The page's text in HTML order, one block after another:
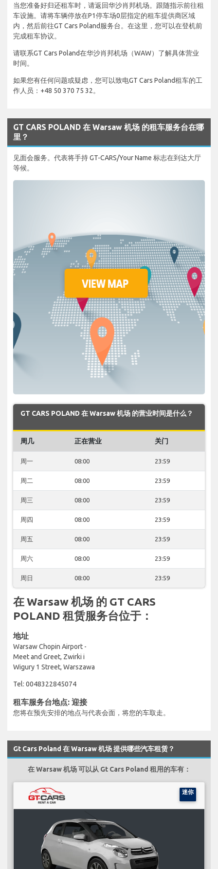
当您准备好归还租车时，请返回华沙肖邦机场。跟随指示前往租
车设施。请将车辆停放在P1停车场0层指定的租车提供商区域
内，然后前往GT Cars Poland服务台。在这里，您可以在登机前
完成租车协议。
请联系GT Cars Poland在华沙肖邦机场（WAW）了解具体营业
时间。
如果您有任何问题或疑虑，您可以致电GT Cars Poland租车的工
作人员：+48 50 370 75 32。
GT CARS POLAND 在 Warsaw 机场 的租车服务台在哪
里？
见面会服务。代表将手持 GT-CARS/Your Name 标志在到达大厅
等候。
GT CARS POLAND 在 Warsaw 机场 的营业时间是什么？
周几 正在营业 关门
周一 08:00 23:59
周二 08:00 23:59
周三 08:00 23:59
周四 08:00 23:59
周五 08:00 23:59
周六 08:00 23:59
周日 08:00 23:59
在 Warsaw 机场 的 GT CARS
POLAND 租赁服务台位于：
地址
Warsaw Chopin Airport -
Meet and Greet, Zwirki i
Wigury 1 Street, Warszawa
Tel: 0048322845074
租车服务台地点: 迎接
您将在预先安排的地点与代表会面，将您的车取走。
Gt Cars Poland 在 Warsaw 机场 提供哪些汽车租赁？
在 Warsaw 机场 可以从 Gt Cars Poland 租用的车有：
迷你